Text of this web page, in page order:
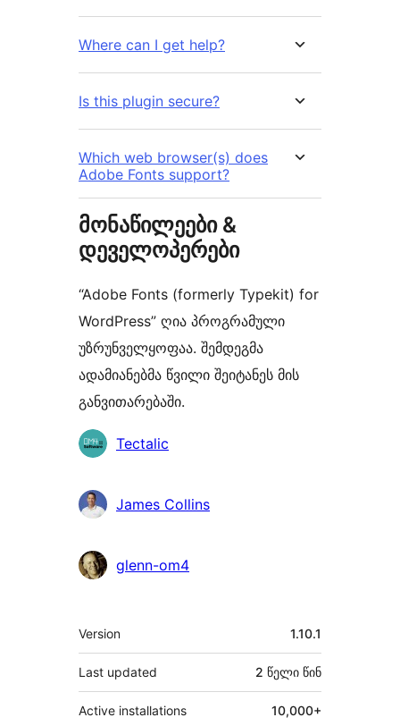
Where can I get help?
Is this plugin secure?
Which web browser(s) does
Adobe Fonts support?
მონაწილეები &
დეველოპერები
“Adobe Fonts (formerly Typekit) for
WordPress” ღია პროგრამული
უზრუნველყოფაა. შემდეგმა
ადამიანებმა წვილი შეიტანეს მის
განვითარებაში.
მონაწილეები
Tectalic
James Collins
glenn-om4
მეტა
Version 1.10.1
Last updated 2 წელი წინ
Active installations 10,000+